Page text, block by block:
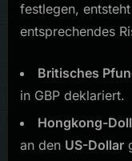
festlegen,
entsprechendes
Britisches
in GBP deklariert.
Hongkong-
an den US-Dollar